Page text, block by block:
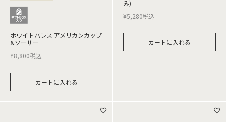
ホワイトパレス アメリカンカップ
&ソーサー
¥8,800税込
カートに入れる
み)
¥5,280税込
カートに入れる